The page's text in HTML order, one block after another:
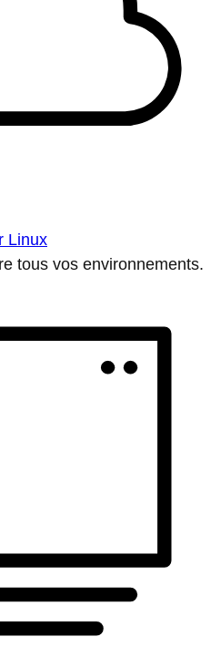
Linux
tous vos environnements.